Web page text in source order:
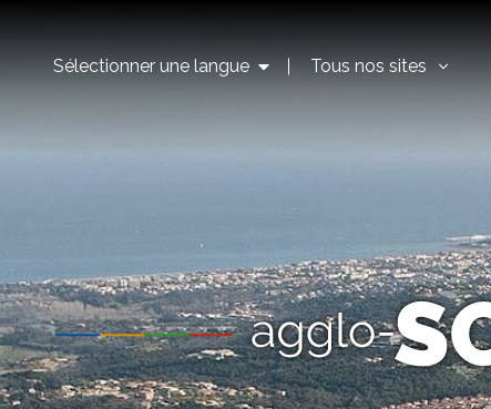
Sélectionner une langue Tous nos sites